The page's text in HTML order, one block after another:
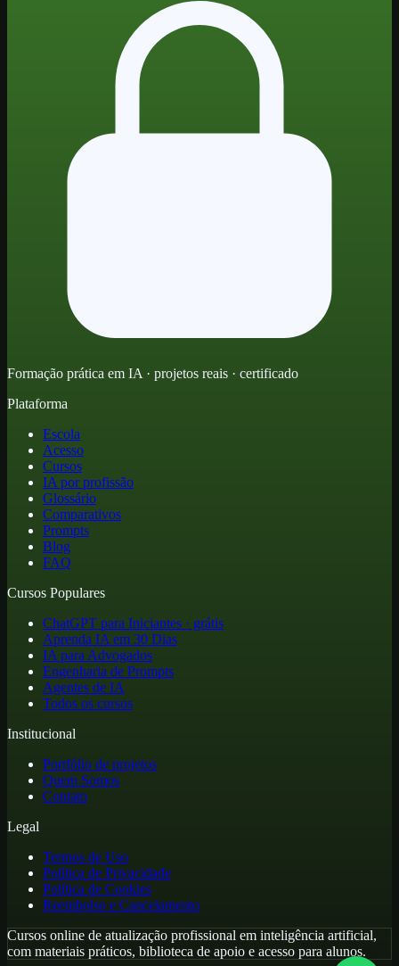
Formação prática em IA · projetos reais · certificado
Plataforma
Escola
Acesso
Cursos
IA por profissão
Glossário
Comparativos
Prompts
Blog
FAQ
Cursos Populares
ChatGPT para Iniciantes · grátis
Aprenda IA em 30 Dias
IA para Advogados
Engenharia de Prompts
Agentes de IA
Todos os cursos
Institucional
Portfólio de projetos
Quem Somos
Contato
Legal
Termos de Uso
Política de Privacidade
Política de Cookies
Reembolso e Cancelamento
Cursos online de atualização profissional em inteligência artificial,
com materiais práticos, biblioteca de apoio e acesso para alunos.